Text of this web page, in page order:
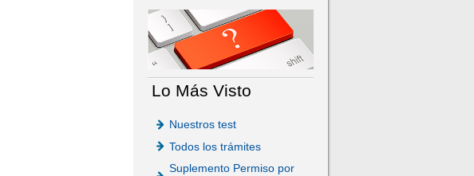
Lo Más Visto
Nuestros test
Todos los trámites
Suplemento Permiso por